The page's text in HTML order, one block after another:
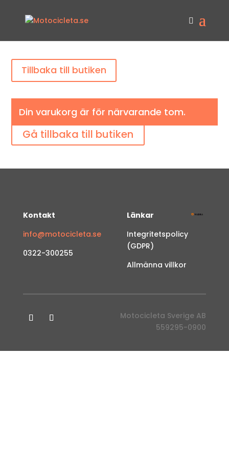
Tillbaka till butiken
Din varukorg är för närvarande tom.
Gå tillbaka till butiken
Kontakt
info@motocicleta.se
0322-300255
Länkar
Integritetspolicy
(GDPR)
Allmänna villkor
Motocicleta Sverige AB
559295-0900